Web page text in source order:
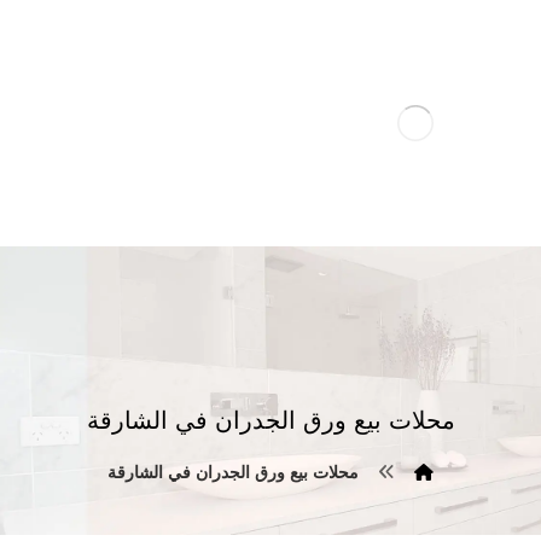
محلات بيع ورق الجدران في الشارقة
محلات بيع ورق الجدران في الشارقة